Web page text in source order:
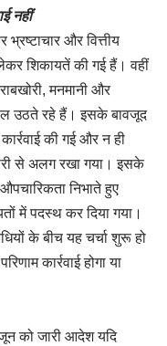
नहीं
और वित्तीय
शिकायतें की गई हैं। वहीं
मनमानी और
उठते रहे हैं। इसके बावजूद
की गई और न ही
से अलग रखा गया। इसके
निभाते हुए
में पदस्थ कर दिया गया।
के बीच यह चर्चा शुरू हो
कार्रवाई होगा या
को जारी आदेश यदि